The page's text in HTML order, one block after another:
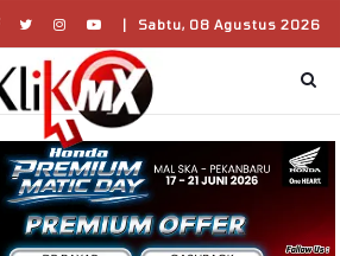
| Sabtu, 08 Agustus 2026